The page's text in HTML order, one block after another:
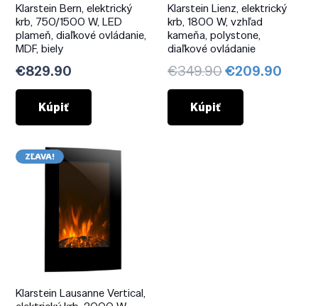
Klarstein Bern, elektrický
krb, 750/1500 W, LED
plameň, diaľkové ovládanie,
MDF, biely
€829.90
Kúpiť
Klarstein Lienz, elektrický
krb, 1800 W, vzhľad
kameňa, polystone,
diaľkové ovládanie
€349.90Pôvodná
cena
€349.90.
€209.90
Kúpiť
ZĽAVA!
Klarstein Lausanne Vertical,